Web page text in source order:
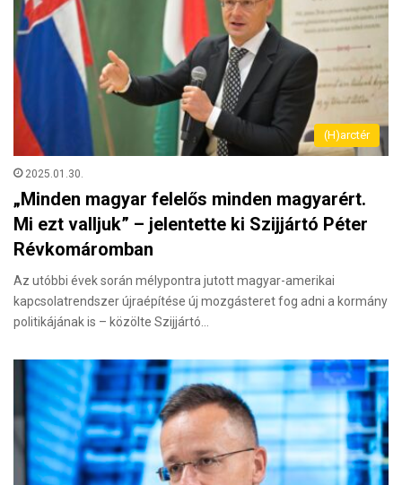
(H)arctér
2025.01.30.
„Minden magyar felelős minden magyarért.
Mi ezt valljuk” – jelentette ki Szijjártó Péter
Révkomáromban
Az utóbbi évek során mélypontra jutott magyar-amerikai
kapcsolatrendszer újraépítése új mozgásteret fog adni a kormány
politikájának is – közölte Szijjártó…